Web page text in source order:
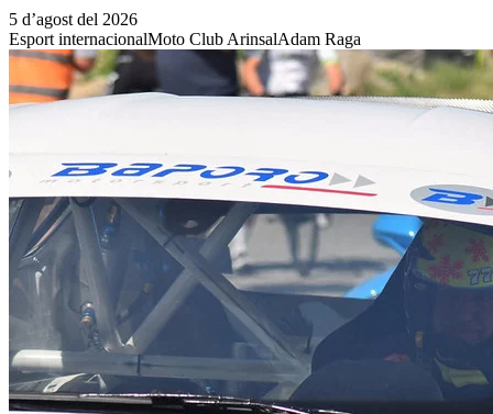
5 d’agost del 2026
Esport internacionalMoto Club ArinsalAdam Raga